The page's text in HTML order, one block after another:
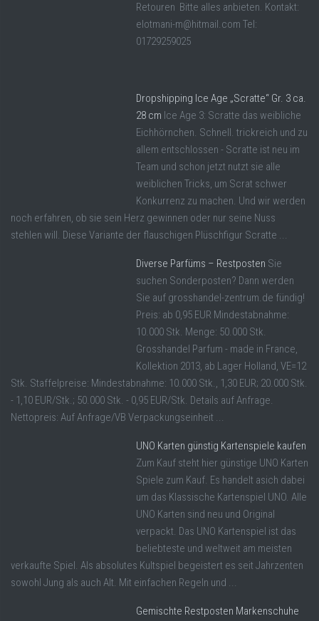
Retouren Bitte alles anbieten. Kontakt:
elotmani-m@hitmail.com Tel:
01729259025
Dropshipping Ice Age „Scratte“ Gr. 3 ca.
28 cm Ice Age 3: Scratte das weibliche
Eichhörnchen. Schnell. trickreich und zu
allem entschlossen - Scratte ist neu im
Team und schon jetzt nutzt sie alle
weiblichen Tricks, um Scrat schwer
Konkurrenz zu machen. Und wir werden
noch erfahren, ob sie sein Herz gewinnen oder nur seine Nuss
stehlen will. Diese Variante der flauschigen Plüschfigur Scratte ...
Diverse Parfüms – Restposten Sie
suchen Sonderposten? Dann werden
Sie auf grosshandel-zentrum.de fündig!
Preis: ab 0,95 EUR Mindestabnahme:
10.000 Stk. Menge: 50.000 Stk.
Grosshandel Parfum - made in France,
Kollektion 2013, ab Lager Holland, VE=12
Stk. Staffelpreise: Mindestabnahme: 10.000 Stk., 1,30 EUR; 20.000 Stk.
- 1,10 EUR/Stk.; 50.000 Stk. - 0,95 EUR/Stk. Details auf Anfrage.
Nettopreis: Auf Anfrage/VB Verpackungseinheit ...
UNO Karten günstig Kartenspiele kaufen
Zum Kauf steht hier günstige UNO Karten
Spiele zum Kauf. Es handelt asich dabei
um das Klassische Kartenspiel UNO. Alle
UNO Karten sind neu und Original
verpackt. Das UNO Kartenspiel ist das
beliebteste und weltweit am meisten
verkaufte Spiel. Als absolutes Kultspiel begeistert es seit Jahrzenten
sowohl Jung als auch Alt. Mit einfachen Regeln und ...
Gemischte Restposten Markenschuhe